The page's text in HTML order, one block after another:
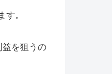
。
を狙うの